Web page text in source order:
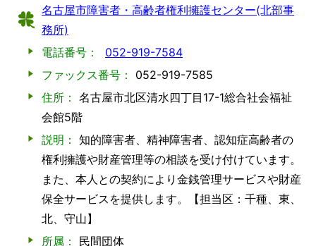
名古屋市障害者・高齢者権利擁護センター(北部事
務所)
電話番号：
052-919-7584
ファックス番号：
052-919-7585
住所： 名古屋市北区清水四丁目17-1総合社会福祉
会館5階
説明： 知的障害者、精神障害者、認知症高齢者の
権利擁護や財産管理等の相談を受け付けています。
また、本人との契約により金銭管理サービスや財産
保全サービスを提供します。【担当区：千種、東、
北、守山】
所属：
民間団体